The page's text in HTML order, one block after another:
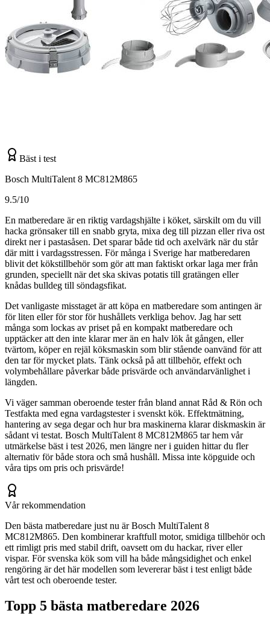
Bäst i test
Bosch MultiTalent 8 MC812M865
9.5/10
En matberedare är en riktig vardagshjälte i köket, särskilt om du vill
hacka grönsaker till en snabb gryta, mixa deg till pizzan eller riva ost
direkt ner i pastasåsen. Det sparar både tid och axelvärk när du står
där mitt i vardagsstressen. För många i Sverige har matberedaren
blivit det kökstillbehör som gör att man faktiskt orkar laga mer från
grunden, speciellt när det ska skivas potatis till gratängen eller
knådas bulldeg till söndagsfikat.
Det vanligaste misstaget är att köpa en matberedare som antingen är
för liten eller för stor för hushållets verkliga behov. Jag har sett
många som lockas av priset på en kompakt matberedare och
upptäcker att den inte klarar mer än en halv lök åt gången, eller
tvärtom, köper en rejäl köksmaskin som blir stående oanvänd för att
den tar för mycket plats. Tänk också på att tillbehör, effekt och
volymbehållare påverkar både prisvärde och användarvänlighet i
längden.
Vi väger samman oberoende tester från bland annat Råd & Rön och
Testfakta med egna vardagstester i svenskt kök. Effektmätning,
hantering av sega degar och hur bra maskinerna klarar diskmaskin är
sådant vi testat. Bosch MultiTalent 8 MC812M865 tar hem vår
utmärkelse bäst i test 2026, men längre ner i guiden hittar du fler
alternativ för både stora och små hushåll. Missa inte köpguide och
våra tips om pris och prisvärde!
Vår rekommendation
Den bästa matberedare just nu är Bosch MultiTalent 8
MC812M865. Den kombinerar kraftfull motor, smidiga tillbehör och
ett rimligt pris med stabil drift, oavsett om du hackar, river eller
vispar. För svenska kök som vill ha både mångsidighet och enkel
rengöring är det här modellen som levererar bäst i test enligt både
vårt test och oberoende tester.
Topp 5 bästa matberedare 2026